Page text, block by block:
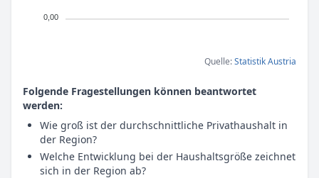
0,00
Quelle:Statistik Austria
Folgende Fragestellungen können beantwortet
werden:
Wie groß ist der durchschnittliche Privathaushalt in
der Region?
Welche Entwicklung bei der Haushaltsgröße zeichnet
sich in der Region ab?